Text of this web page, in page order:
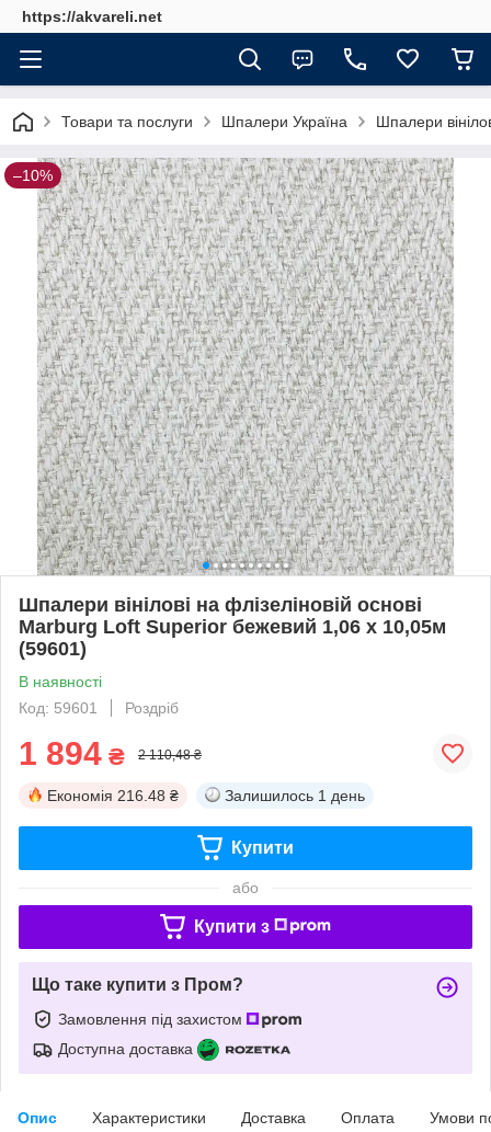
https://akvareli.net
Товари та послуги Шпалери Україна Шпалери
–10%
Шпалери вінілові на флізеліновій основі
Marburg Loft Superior бежевий 1,06 х 10,05м
(59601)
В наявності
Код: 59601
Роздріб
1 894 ₴ 2 110,48 ₴
Економія 216.48 ₴ Залишилось 1 день
Купити
або
Купити з
Що таке купити з Пром?
Замовлення під захистом
Доступна доставка
Опис Характеристики Доставка Оплата Умови